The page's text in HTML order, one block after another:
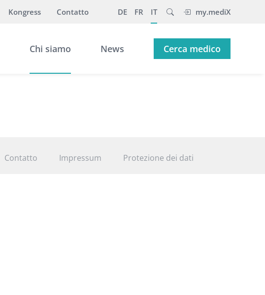
Kongress Contatto DE FR IT my.mediX
Chi siamo News Cerca medico
Contatto Impressum Protezione dei dati